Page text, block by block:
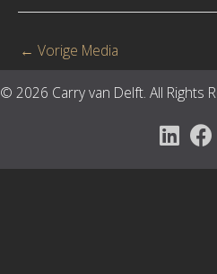
← Vorige Media
© 2026 Carry van Delft. All Rights